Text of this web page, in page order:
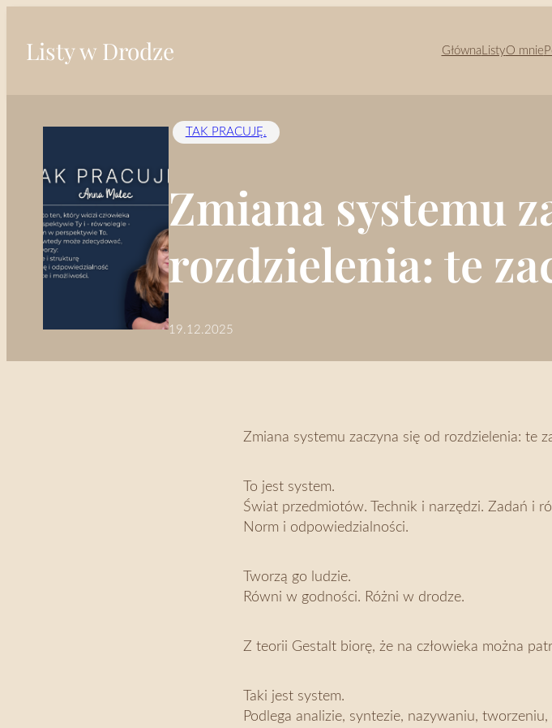
treściListy w Drodze Główna ListyO mnie
TAK PRACUJĘ.
Zmiana systemu
rozdzielenia: te
19.12.2025
Zmiana systemu zaczyna się od rozdzielenia: te
To jest system.
Świat przedmiotów. Technik i narzędzi. Zadań i
Norm i odpowiedzialności.
Tworzą go ludzie.
Równi w godności. Różni w drodze.
Z teorii Gestalt biorę, że na człowieka można
Taki jest system.
Podlega analizie, syntezie, nazywaniu,